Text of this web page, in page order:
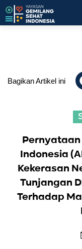
Bagikan Artikel ini
Pernyataan
Indonesia
Kekerasan
Tunjangan
Terhadap